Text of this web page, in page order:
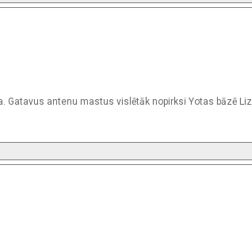
antenu mastus vislētāk nopirksi Yotas bāzē